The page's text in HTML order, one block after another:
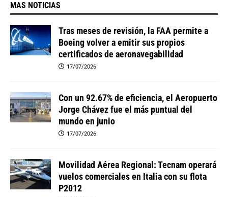
MAS NOTICIAS
Tras meses de revisión, la FAA permite a
Boeing volver a emitir sus propios
certificados de aeronavegabilidad
17/07/2026
Con un 92.67% de eficiencia, el Aeropuerto
Jorge Chávez fue el más puntual del
mundo en junio
17/07/2026
Movilidad Aérea Regional: Tecnam operará
vuelos comerciales en Italia con su flota
P2012